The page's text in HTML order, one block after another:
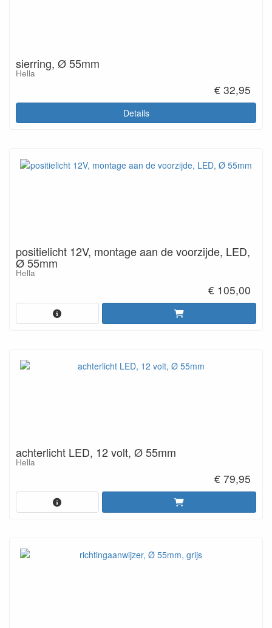
sierring, Ø 55mm
Hella
€ 32,95
Details
positielicht 12V, montage aan de voorzijde, LED,
Ø 55mm
Hella
€ 105,00
achterlicht LED, 12 volt, Ø 55mm
Hella
€ 79,95